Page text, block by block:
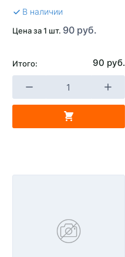
В наличии
Цена за 1 шт. 90 руб.
Итого: 90 руб.